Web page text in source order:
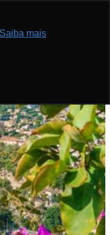
Saiba mais